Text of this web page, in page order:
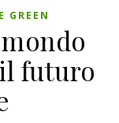
GREEN
futuro